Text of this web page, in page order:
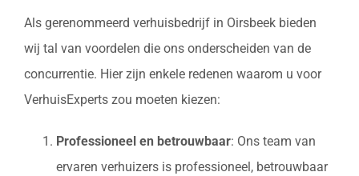
Als gerenommeerd verhuisbedrijf in Oirsbeek bieden
wij tal van voordelen die ons onderscheiden van de
concurrentie. Hier zijn enkele redenen waarom u voor
VerhuisExperts zou moeten kiezen:
Professioneel en betrouwbaar: Ons team van
ervaren verhuizers is professioneel, betrouwbaar